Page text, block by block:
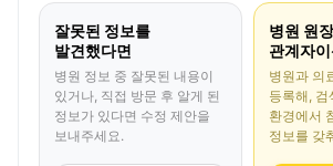
잘못된 정보를
발견했다면
병원 정보 중 잘못된 내용이
있거나, 직접 방문 후 알게 된
정보가 있다면 수정 제안을
보내주세요.
병원 원
관계자
병원과 의
등록해, 검
환경에서
정보를 갖